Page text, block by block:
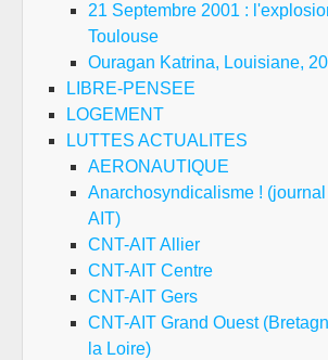
21 Septembre 2001 :
Toulouse
Ouragan Katrina, Louisiane,
LIBRE-PENSEE
LOGEMENT
LUTTES ACTUALITES
AERONAUTIQUE
Anarchosyndicalisme !
AIT)
CNT-AIT Allier
CNT-AIT Centre
CNT-AIT Gers
CNT-AIT Grand Ouest
la Loire)